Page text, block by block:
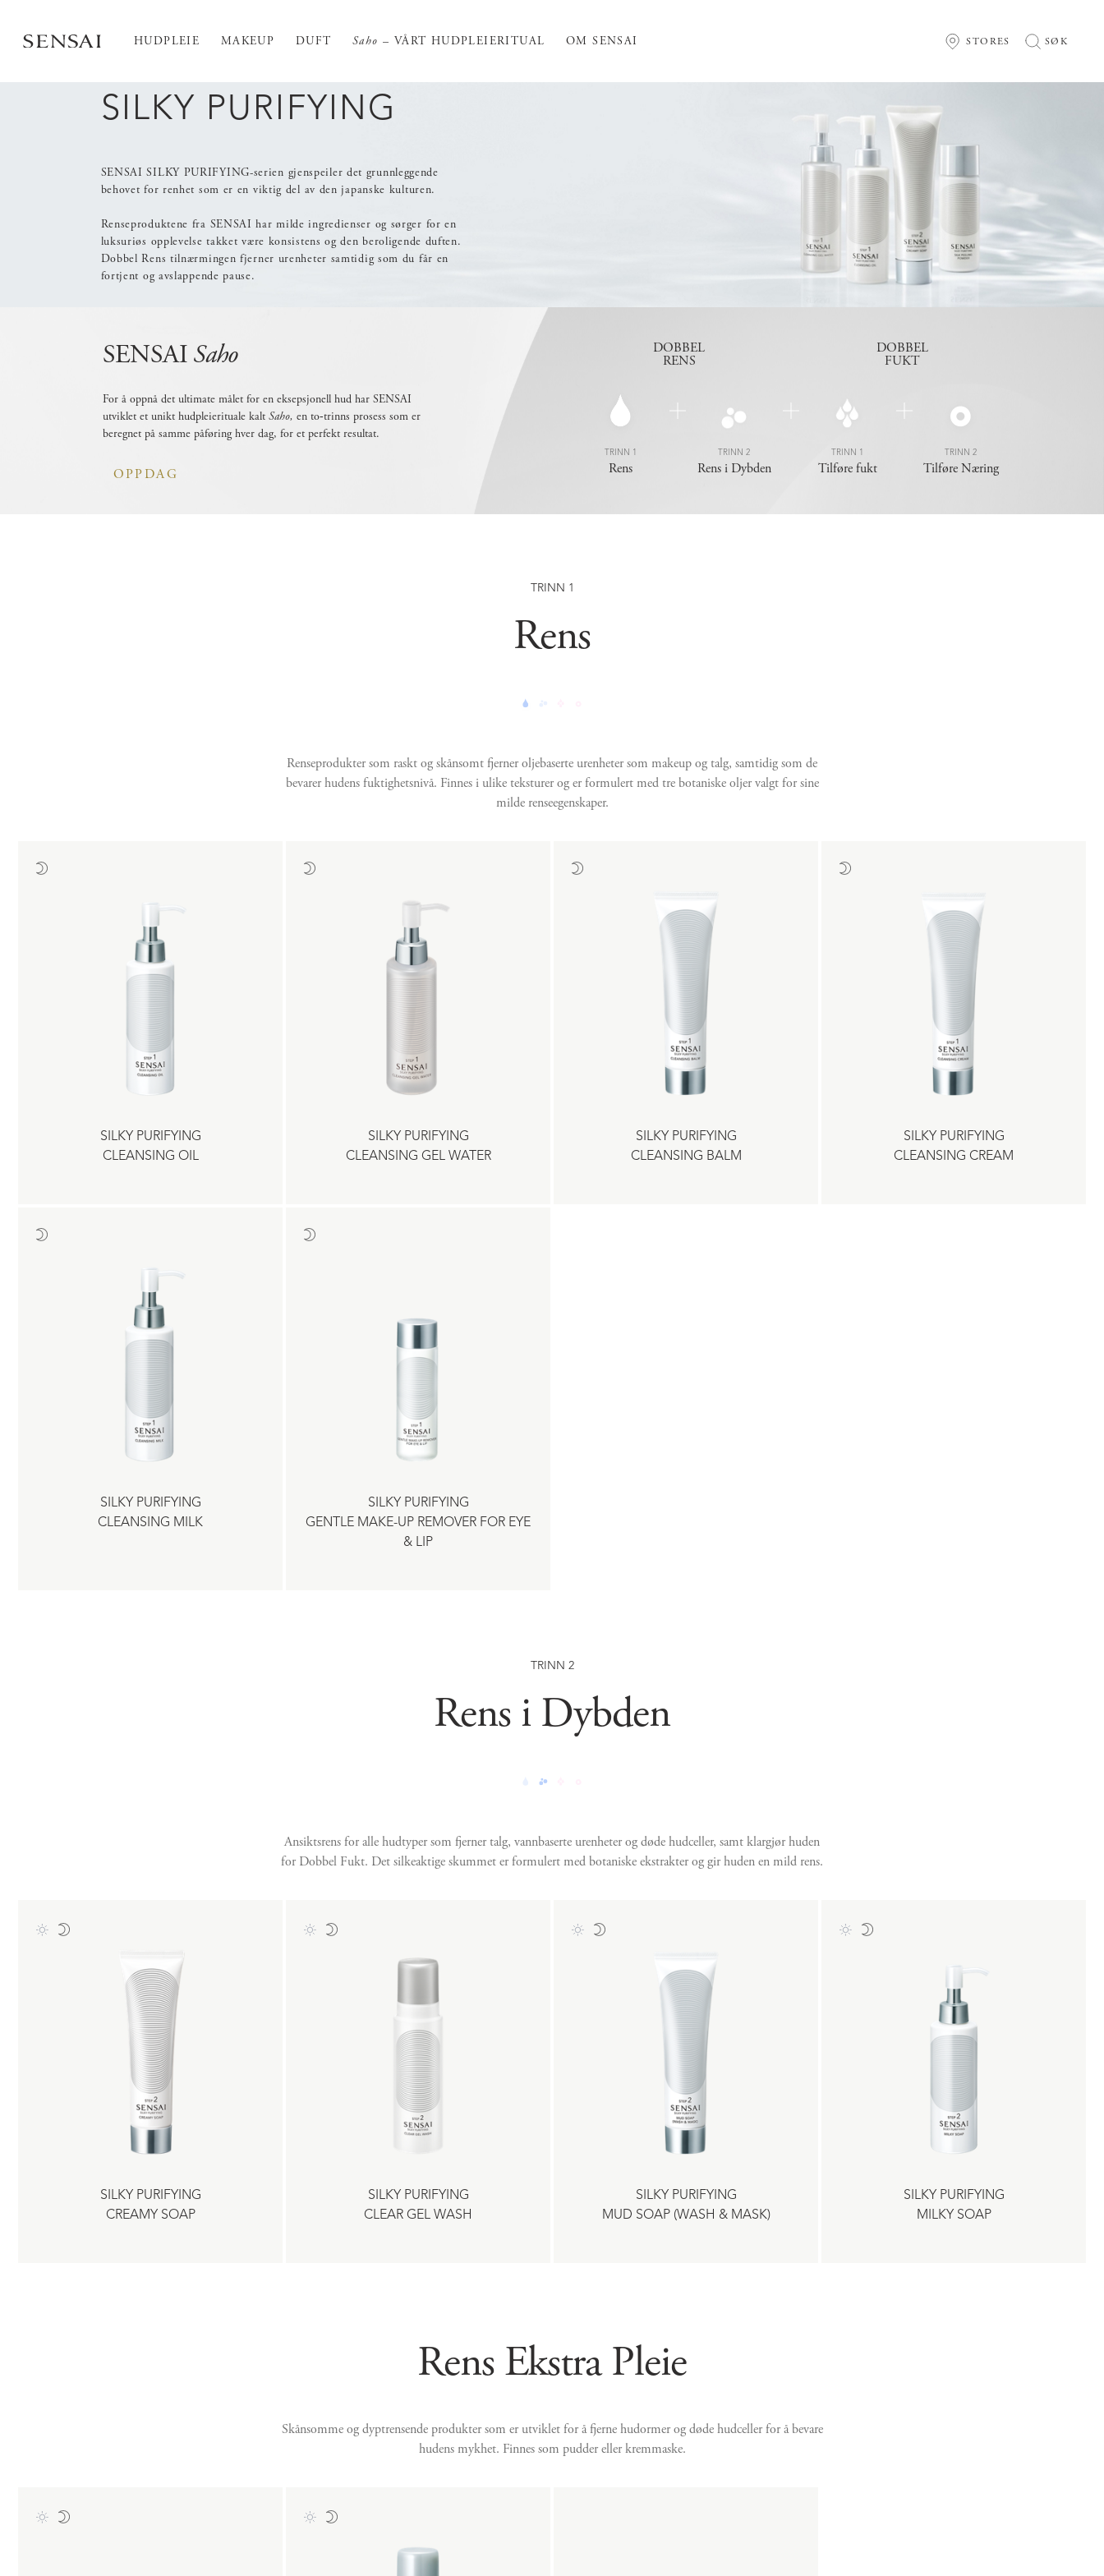
HUDPLEIE MAKEUP DUFT Saho – VÅRT HUDPLEIERITUAL OM SENSAI SØK
STORES
SILKY PURIFYING
SENSAI SILKY PURIFYING-serien gjenspeiler det grunnleggende
behovet for renhet som er en viktig del av den japanske kulturen.
Renseproduktene fra SENSAI har milde ingredienser og sørger for en
luksuriøs opplevelse takket være konsistens og den beroligende duften.
Dobbel Rens tilnærmingen fjerner urenheter samtidig som du får en
fortjent og avslappende pause.
SENSAI Saho
For å oppnå det ultimate målet for en eksepsjonell hud har SENSAI
utviklet et unikt hudpleierituale kalt Saho, en to‑trinns prosess som er
beregnet på samme påføring hver dag, for et perfekt resultat.
OPPDAG Rens
TRINN 1
DOBBEL
RENS
Rens i Dybden
TRINN 2
Tilføre fukt
TRINN 1
DOBBEL
FUKT
Tilføre Næring
TRINN 2
TRINN 1
Rens
Renseprodukter som raskt og skånsomt fjerner oljebaserte urenheter som makeup og talg, samtidig som de
bevarer hudens fuktighetsnivå. Finnes i ulike teksturer og er formulert med tre botaniske oljer valgt for sine
milde renseegenskaper.
SILKY PURIFYING
CLEANSING OIL
SILKY PURIFYING
CLEANSING GEL WATER
SILKY PURIFYING
CLEANSING BALM
SILKY PURIFYING
CLEANSING CREAM
SILKY PURIFYING
CLEANSING MILK
SILKY PURIFYING
GENTLE MAKE-UP REMOVER FOR EYE
& LIP
TRINN 2
Rens i Dybden
Ansiktsrens for alle hudtyper som fjerner talg, vannbaserte urenheter og døde hudceller, samt klargjør huden
for Dobbel Fukt. Det silkeaktige skummet er formulert med botaniske ekstrakter og gir huden en mild rens.
SILKY PURIFYING
CREAMY SOAP
SILKY PURIFYING
CLEAR GEL WASH
SILKY PURIFYING
MUD SOAP (WASH & MASK)
SILKY PURIFYING
MILKY SOAP
Rens Ekstra Pleie
Skånsomme og dyptrensende produkter som er utviklet for å fjerne hudormer og døde hudceller for å bevare
hudens mykhet. Finnes som pudder eller kremmaske.